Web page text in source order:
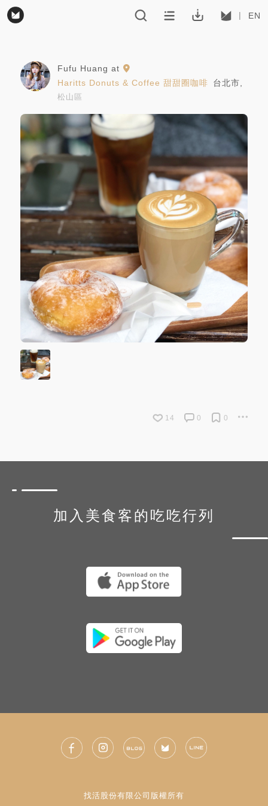
EN
Fufu Huang at
Haritts Donuts & Coffee 甜甜圈咖啡
台北市
松山區
14 0 0
加入美食客的吃吃行列
找活股份有限公司版權所有